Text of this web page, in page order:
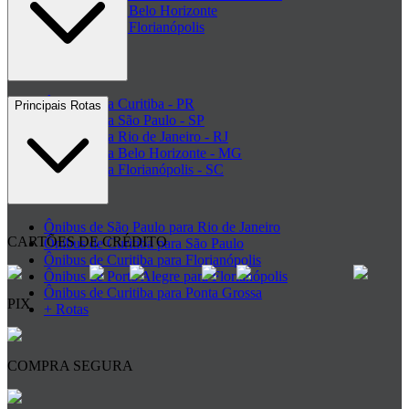
Rodoviária de Belo Horizonte
Rodoviária de Florianópolis
+ Rodoviárias
Ônibus para Curitiba - PR
Ônibus para São Paulo - SP
Ônibus para Rio de Janeiro - RJ
Ônibus para Belo Horizonte - MG
Ônibus para Florianópolis - SC
Principais Rotas
Ônibus de São Paulo para Rio de Janeiro
Ônibus de Curitiba para São Paulo
Ônibus de Curitiba para Florianópolis
Ônibus de Porto Alegre para Florianópolis
Ônibus de Curitiba para Ponta Grossa
+ Rotas
CARTÕES DE CRÉDITO
PIX
COMPRA SEGURA